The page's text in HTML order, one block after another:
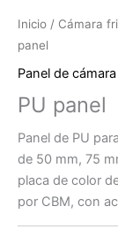
Inicio / Cámara
panel
Panel de
PU panel
Panel de PU
de 50 mm, 75
placa de color
por CBM, con